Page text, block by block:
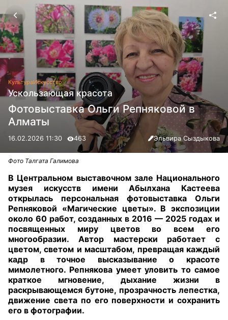
КультураИскусство
Ускользающая красота
Фотовыставка Ольги Репняковой в
Алматы
16.02.2026 11:30 463 Эльвира Сыздыкова
Фото Талгата Галимова
В Центральном выставочном зале Национального
музея искусств имени Абылхана Кастеева
открылась персональная фотовыставка Ольги
Репняковой «Магические цветы». В экспозиции
около 60 работ, созданных в 2016 — 2025 годах и
посвященных миру цветов во всем его
многообразии. Автор мастерски работает с
цветом, светом и масштабом, превращая каждый
кадр в точное высказывание о красоте
мимолетного. Репнякова умеет уловить то самое
краткое мгновение, дыхание жизни в
раскрывающемся бутоне, прозрачность лепестка,
движение света по его поверхности и сохранить
его в фотографии.